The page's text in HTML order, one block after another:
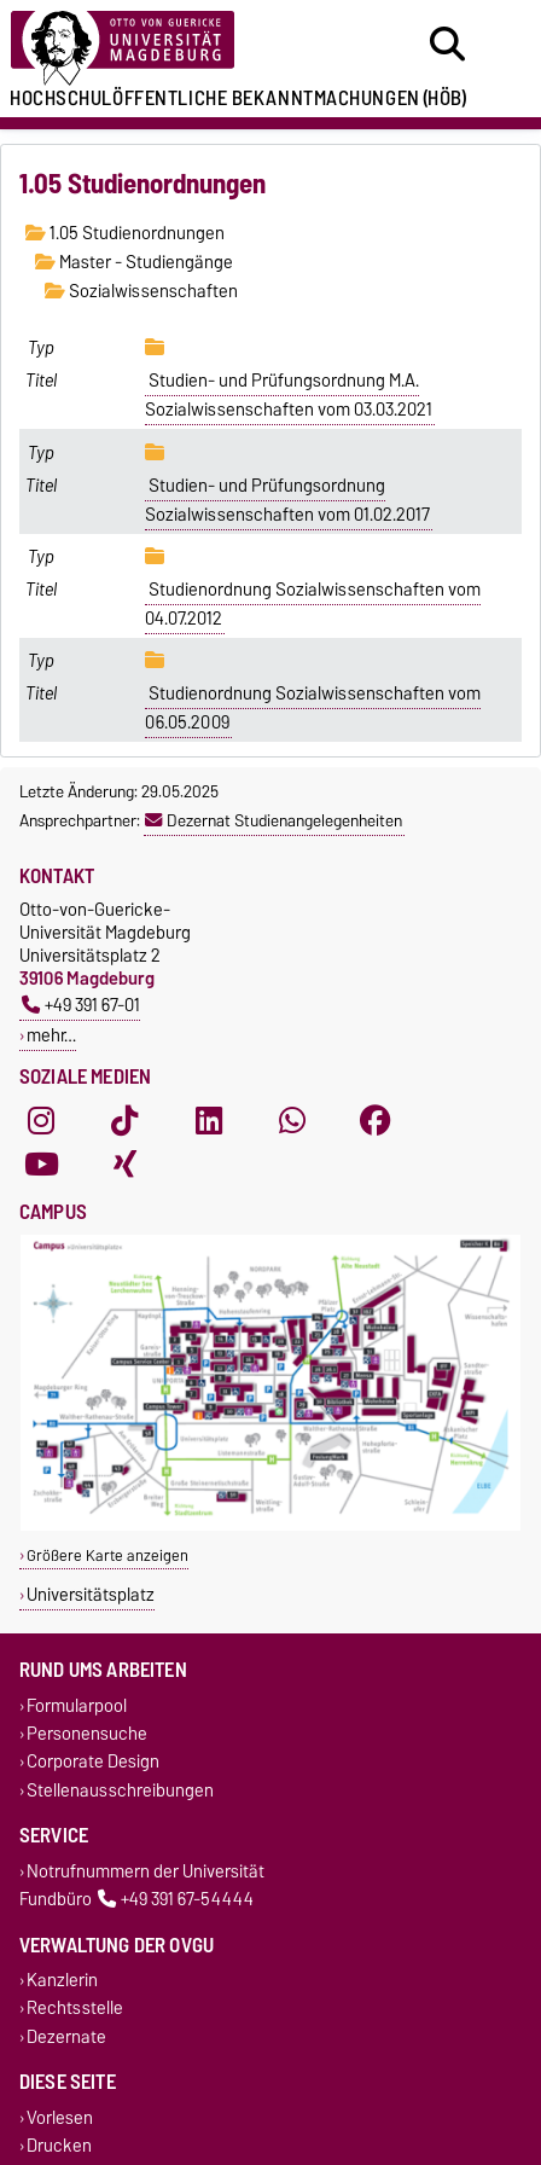
HOCHSCHULÖFFENTLICHEBEKANNTMACHUNGEN(HÖB)
1.05 Studienordnungen
1.05 Studienordnungen
Master - Studiengänge
Sozialwissenschaften
Studien- und Prüfungsordnung M.A.
Sozialwissenschaften vom 03.03.2021
Studien- und Prüfungsordnung
Sozialwissenschaften vom 01.02.2017
Studienordnung Sozialwissenschaften vom
04.07.2012
Studienordnung Sozialwissenschaften vom
06.05.2009
Letzte Änderung: 29.05.2025
Ansprechpartner:
Dezernat Studienangelegenheiten
SOZIALE MEDIEN
KONTAKT
Otto-von-Guericke-
Universität Magdeburg
Universitätsplatz 2
39106 Magdeburg
+49 391 67-01
mehr…
CAMPUS
Größere Karte anzeigen
Universitätsplatz
RUND UMS ARBEITEN
Formularpool
Personensuche
Corporate Design
Stellenausschreibungen
SERVICE
Notrufnummern der Universität
Fundbüro
+49 391 67-54444
VERWALTUNG DER OVGU
Kanzlerin
Rechtsstelle
Dezernate
DIESE SEITE
Vorlesen
Drucken